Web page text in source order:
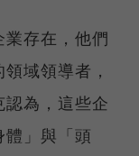
存在，他們
域領導者，
為，這些企
」與「頭